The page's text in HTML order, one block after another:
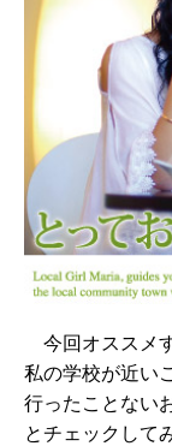
今回オススメ
私の学校が近い
行ったことない
とチェックして